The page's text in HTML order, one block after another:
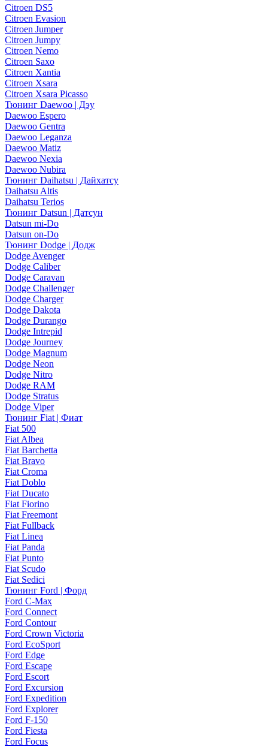
Citroen DS5
Citroen Evasion
Citroen Jumper
Citroen Jumpy
Citroen Nemo
Citroen Saxo
Citroen Xantia
Citroen Xsara
Citroen Xsara Picasso
Тюнинг Daewoo | Дэу
Daewoo Espero
Daewoo Gentra
Daewoo Leganza
Daewoo Matiz
Daewoo Nexia
Daewoo Nubira
Тюнинг Daihatsu | Дайхатсу
Daihatsu Altis
Daihatsu Terios
Тюнинг Datsun | Датсун
Datsun mi-Do
Datsun on-Do
Тюнинг Dodge | Додж
Dodge Avenger
Dodge Caliber
Dodge Caravan
Dodge Challenger
Dodge Charger
Dodge Dakota
Dodge Durango
Dodge Intrepid
Dodge Journey
Dodge Magnum
Dodge Neon
Dodge Nitro
Dodge RAM
Dodge Stratus
Dodge Viper
Тюнинг Fiat | Фиат
Fiat 500
Fiat Albea
Fiat Barchetta
Fiat Bravo
Fiat Croma
Fiat Doblo
Fiat Ducato
Fiat Fiorino
Fiat Freemont
Fiat Fullback
Fiat Linea
Fiat Panda
Fiat Punto
Fiat Scudo
Fiat Sedici
Тюнинг Ford | Форд
Ford C-Max
Ford Connect
Ford Contour
Ford Crown Victoria
Ford EcoSport
Ford Edge
Ford Escape
Ford Escort
Ford Excursion
Ford Expedition
Ford Explorer
Ford F-150
Ford Fiesta
Ford Focus